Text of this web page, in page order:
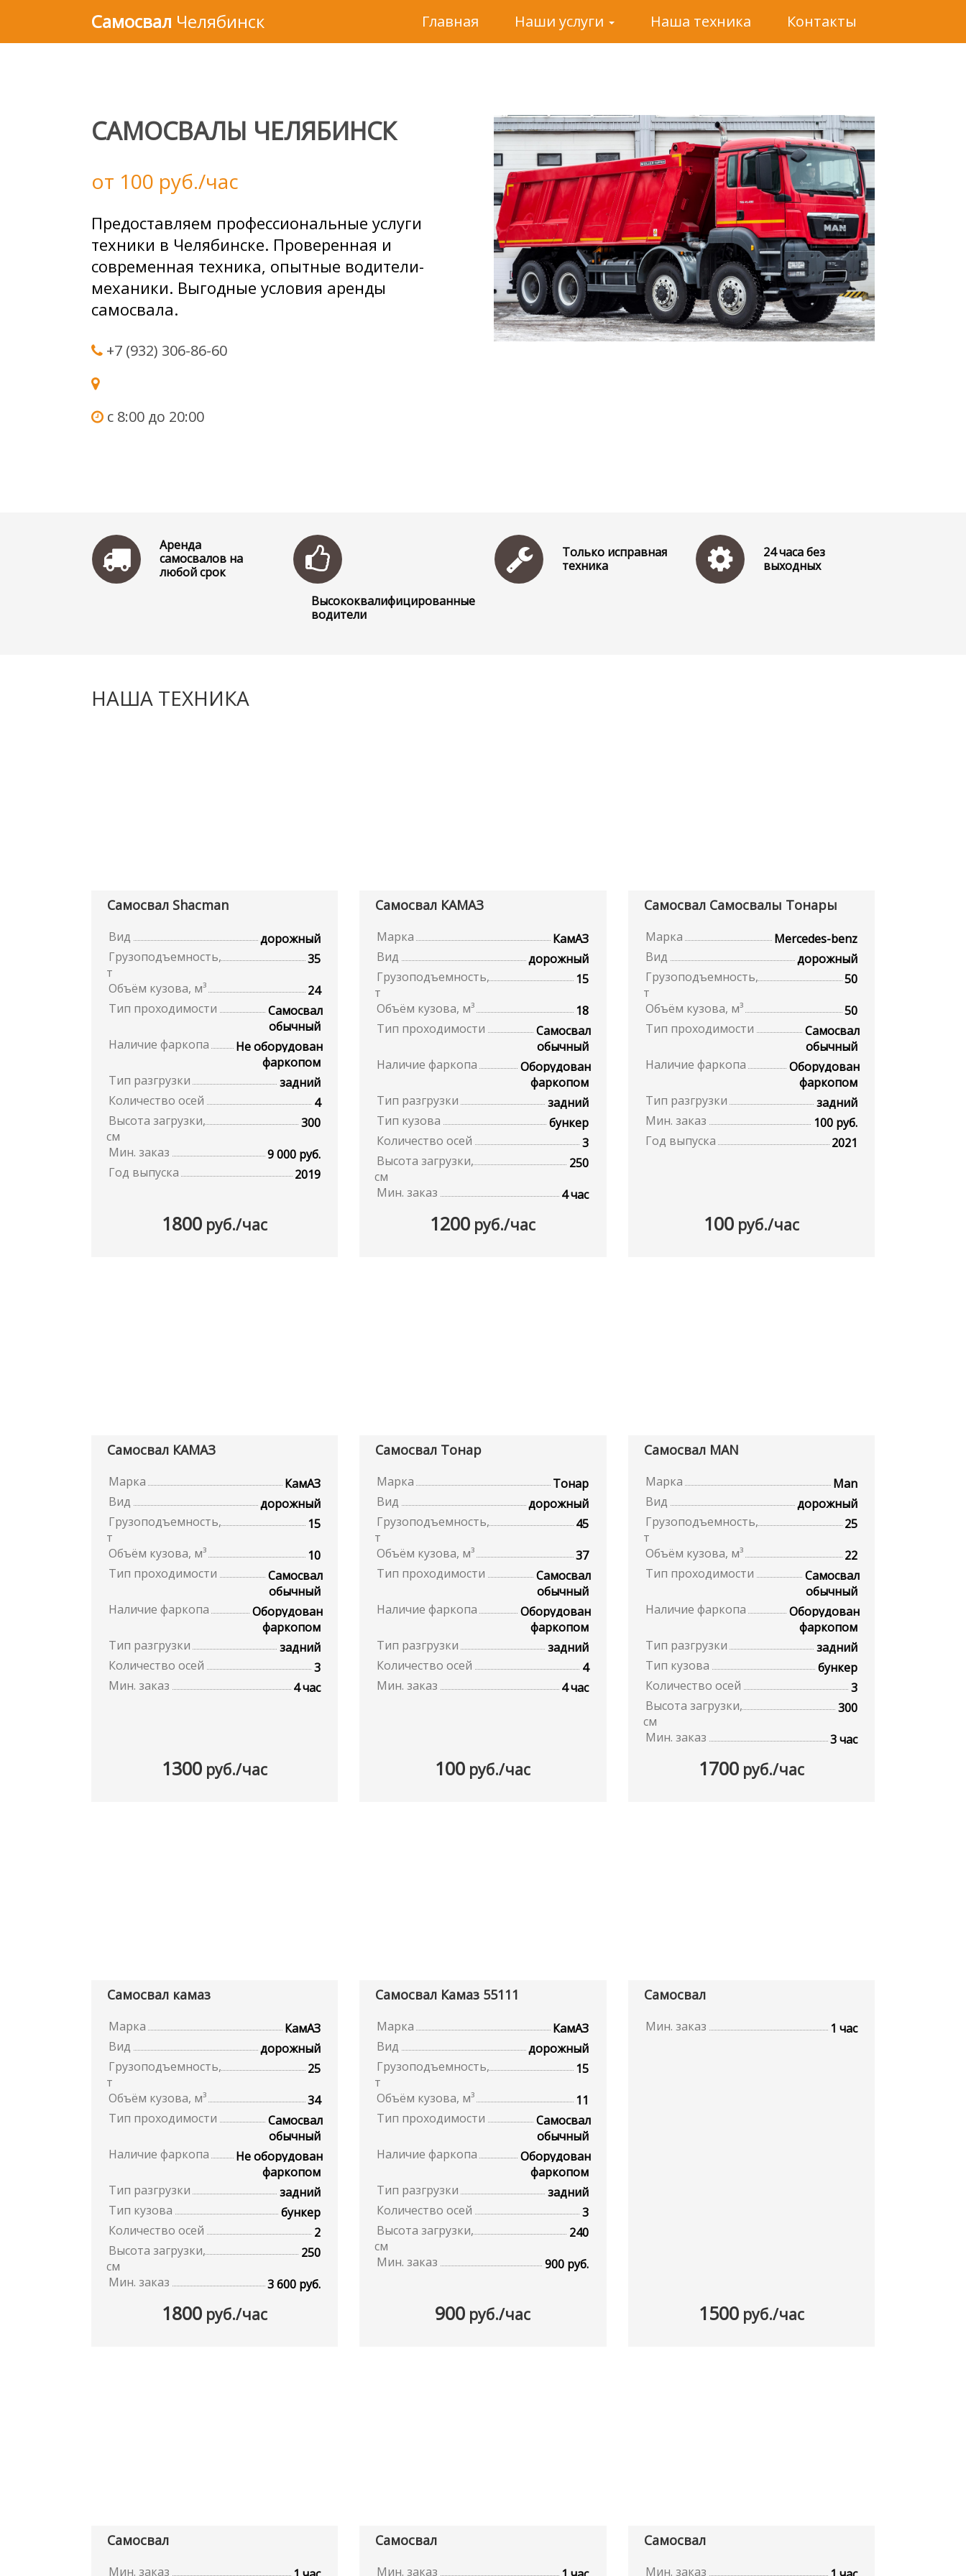
Самосвал Челябинск Главная Наши услуги Наша техника Контакты
САМОСВАЛЫ ЧЕЛЯБИНСК
от 100 руб./час
Предоставляем профессиональные услуги
техники в Челябинске. Проверенная и
современная техника, опытные водители-
механики. Выгодные условия аренды
самосвала.
+7 (932) 306-86-60
с 8:00 до 20:00
Аренда
самосвалов на
любой срок
Высококвалифицированные
водители
Только исправная
техника
24 часа без
выходных
НАША ТЕХНИКА
Самосвал Shacman
Вид
дорожный
Грузоподъемность,
т
35
Объём кузова, м³
24
Тип проходимости
Самосвал
обычный
Наличие фаркопа
Не оборудован
фаркопом
Тип разгрузки
задний
Количество осей
4
Высота загрузки,
см
300
Мин. заказ
9 000 руб.
Год выпуска
2019
1800 руб./час
Самосвал КАМАЗ
Марка
КамАЗ
Вид
дорожный
Грузоподъемность,
т
15
Объём кузова, м³
18
Тип проходимости
Самосвал
обычный
Наличие фаркопа
Оборудован
фаркопом
Тип разгрузки
задний
Тип кузова
бункер
Количество осей
3
Высота загрузки,
см
250
Мин. заказ
4 час
1200 руб./час
Самосвал Самосвалы Тонары
Марка
Mercedes-benz
Вид
дорожный
Грузоподъемность,
т
50
Объём кузова, м³
50
Тип проходимости
Самосвал
обычный
Наличие фаркопа
Оборудован
фаркопом
Тип разгрузки
задний
Мин. заказ
100 руб.
Год выпуска
2021
100руб./час
Самосвал КАМАЗ
Марка
КамАЗ
Вид
дорожный
Грузоподъемность,
т
15
Объём кузова, м³
10
Тип проходимости
Самосвал
обычный
Наличие фаркопа
Оборудован
фаркопом
Тип разгрузки
задний
Количество осей
3
Мин. заказ
4 час
1300 руб./час
Самосвал Тонар
Марка
Тонар
Вид
дорожный
Грузоподъемность,
т
45
Объём кузова, м³
37
Тип проходимости
Самосвал
обычный
Наличие фаркопа
Оборудован
фаркопом
Тип разгрузки
задний
Количество осей
4
Мин. заказ
4 час
100 руб./час
Самосвал MAN
Марка
Man
Вид
дорожный
Грузоподъемность,
т
25
Объём кузова, м³
22
Тип проходимости
Самосвал
обычный
Наличие фаркопа
Оборудован
фаркопом
Тип разгрузки
задний
Тип кузова
бункер
Количество осей
3
Высота загрузки,
см
300
Мин. заказ
3 час
1700руб./час
Самосвал камаз
Марка
КамАЗ
Вид
дорожный
Грузоподъемность,
т
25
Объём кузова, м³
34
Тип проходимости
Самосвал
обычный
Наличие фаркопа
Не оборудован
фаркопом
Тип разгрузки
задний
Тип кузова
бункер
Количество осей
2
Высота загрузки,
см
250
Мин. заказ
3 600 руб.
1800 руб./час
Самосвал Камаз 55111
Марка
КамАЗ
Вид
дорожный
Грузоподъемность,
т
15
Объём кузова, м³
11
Тип проходимости
Самосвал
обычный
Наличие фаркопа
Оборудован
фаркопом
Тип разгрузки
задний
Количество осей
3
Высота загрузки,
см
240
Мин. заказ
900 руб.
900 руб./час
Самосвал
Мин. заказ 1 час
1500руб./час
Самосвал
Мин. заказ
Самосвал
Мин. заказ
Самосвал
Мин. заказ